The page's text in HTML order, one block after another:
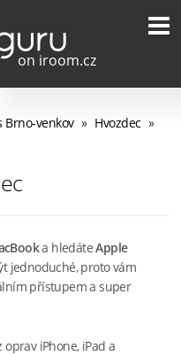
Brno-venkov » Hvozdec »
a hledáteApple
jednoduché, proto vám
přístupem a super
iPhone, iPad a